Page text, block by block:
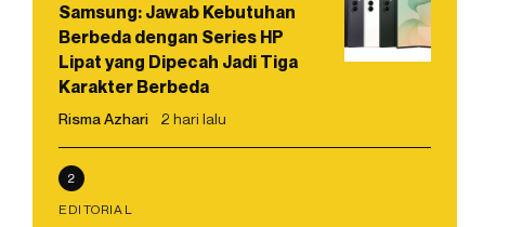
Samsung: Jawab Kebutuhan
Berbeda dengan Series HP
Lipat yang Dipecah Jadi Tiga
Karakter Berbeda
Risma Azhari 2 hari lalu
2
EDITORIAL